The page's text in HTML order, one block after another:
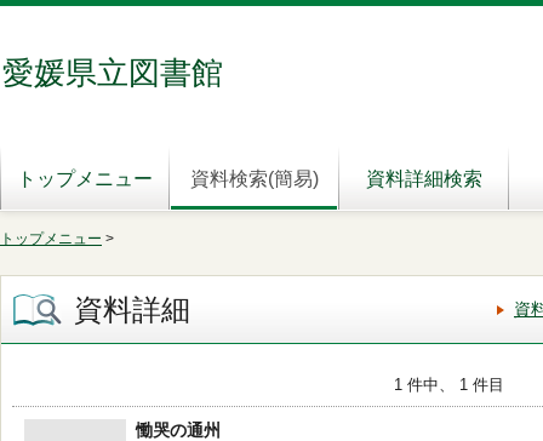
愛媛県立図書館
トップメニュー 資料検索(簡易) 資料詳細検索
トップメニュー >
資料詳細 資
1 件中、 1 件目
慟哭の通州